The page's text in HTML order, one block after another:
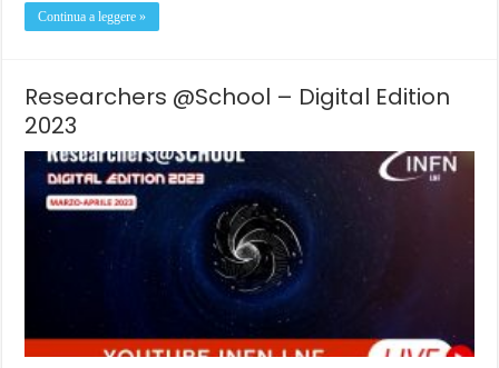
Continua a leggere »
Researchers @School – Digital Edition
2023